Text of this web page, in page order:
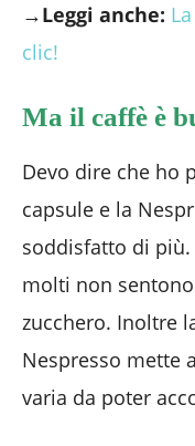
→Leggi anche:
clic!
Ma il caffè è
Devo dire che ho
capsule e la
soddisfatto di
molti non
zucchero. Inoltre
Nespresso mette
varia da poter